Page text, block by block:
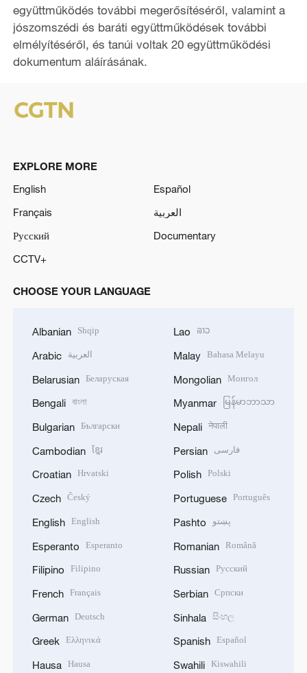
együttműködés további megerősítéséről, valamint a
jószomszédi és baráti együttműködések további
elmélyítéséről, és tanúi voltak 20 együttműködési
dokumentum aláírásának.
EXPLORE MORE
English
Español
Français
العربية
Русский
Documentary
CCTV+
CHOOSE YOUR LANGUAGE
Albanian Shqip
Arabic العربية
Belarusian Беларуская
Bengali বাংলা
Bulgarian Български
Cambodian ខ្មែរ
Croatian Hrvatski
Czech Český
English English
Esperanto Esperanto
Filipino Filipino
French Français
German Deutsch
Greek Ελληνικά
Hausa Hausa
Lao ລາວ
Malay Bahasa Melayu
Mongolian Монгол
Myanmar မြန်မာဘာသာ
Nepali नेपाली
Persian فارسی
Polish Polski
Portuguese Português
Pashto پښتو
Romanian Română
Russian Русский
Serbian Српски
Sinhala සිංහල
Spanish Español
Swahili Kiswahili